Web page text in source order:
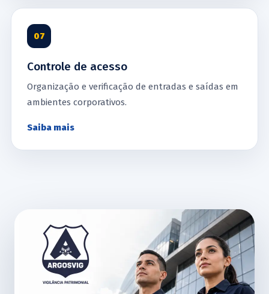
07
Controle de acesso
Organização e verificação de entradas e saídas em
ambientes corporativos.
Saiba mais